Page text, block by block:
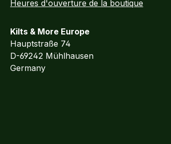
Heures d'ouverture de la boutique
Kilts & More Europe
Hauptstraße 74
D-69242 Mühlhausen
Germany